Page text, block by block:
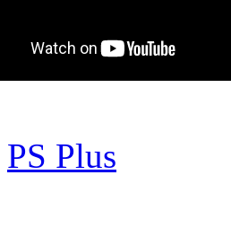
PS Plus